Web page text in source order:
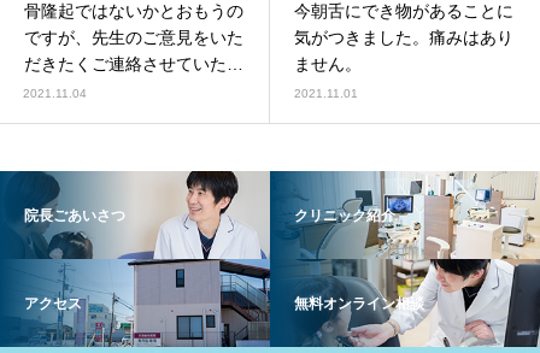
骨隆起ではないかとおもうの
ですが、先生のご意見をいた
だきたくご連絡させていただ
きまし
2021.11.04
今朝舌にでき物があることに
気がつきました。痛みはあり
ません。
2021.11.01
院長ごあいさつ クリニック紹介
アクセス 無料オンライン相談